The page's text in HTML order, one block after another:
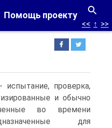
Помощь проекту
<< ↑ >>
проверка,
и обычно
во времени
для